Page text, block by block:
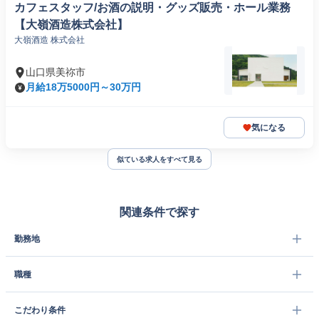
カフェスタッフ/お酒の説明・グッズ販売・ホール業務
【大嶺酒造株式会社】
大嶺酒造 株式会社
山口県美祢市
月給18万5000円～30万円
気になる
似ている求人をすべて見る
関連条件で探す
勤務地
職種
こだわり条件